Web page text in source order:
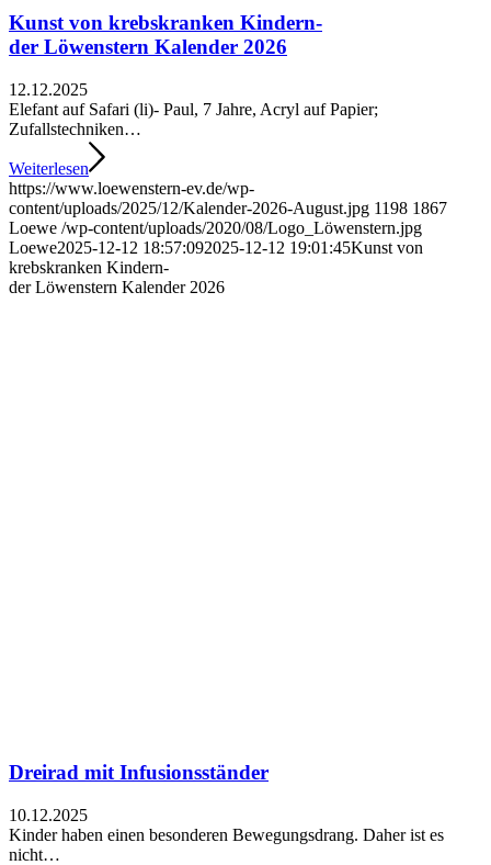
Kunst von krebskranken Kindern-
der Löwenstern Kalender 2026
12.12.2025
Elefant auf Safari (li)- Paul, 7 Jahre, Acryl auf Papier;
Zufallstechniken…
Weiterlesen
https://www.loewenstern-ev.de/wp-
content/uploads/2025/12/Kalender-2026-August.jpg 1198 1867
Loewe /wp-content/uploads/2020/08/Logo_Löwenstern.jpg
Loewe2025-12-12 18:57:092025-12-12 19:01:45Kunst von
krebskranken Kindern-
der Löwenstern Kalender 2026
Dreirad mit Infusionsständer
10.12.2025
Kinder haben einen besonderen Bewegungsdrang. Daher ist es
nicht…